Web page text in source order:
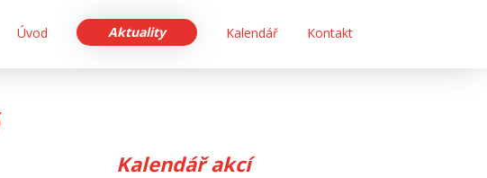
Úvod Aktuality Kalendář Kontakt
Kalendář akcí